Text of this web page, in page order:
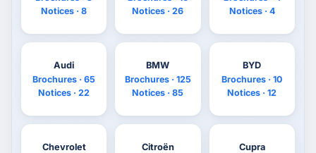
Notices · 8
Notices · 26
Notices · 4
Audi
Brochures · 65
Notices · 22
BMW
Brochures · 125
Notices · 85
BYD
Brochures · 10
Notices · 12
Chevrolet
Citroën
Cupra